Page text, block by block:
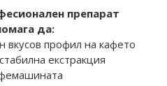
препарат
да:
вкусов профил на кафето
екстракция